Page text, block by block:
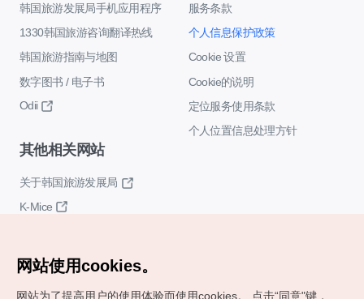
韩国旅游发展局手机应用程序
1330韩国旅游咨询翻译热线
韩国旅游指南与地图
数字图书 / 电子书
Odii
服务条款
个人信息保护政策
Cookie 设置
Cookie的说明
定位服务使用条款
个人位置信息处理方针
其他相关网站
关于韩国旅游发展局
K-Mice
网站使用cookies。
网站为了提高用户的使用体验而使用cookies。 点击“同意"键，